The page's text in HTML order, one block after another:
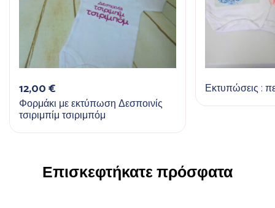
12,00€
Φορμάκι με εκτύπωση Δεσποινίς
τσιριμπίμ τσιριμπόμ
Εκτυπώσεις :
Επισκεφτήκατε πρόσφατα